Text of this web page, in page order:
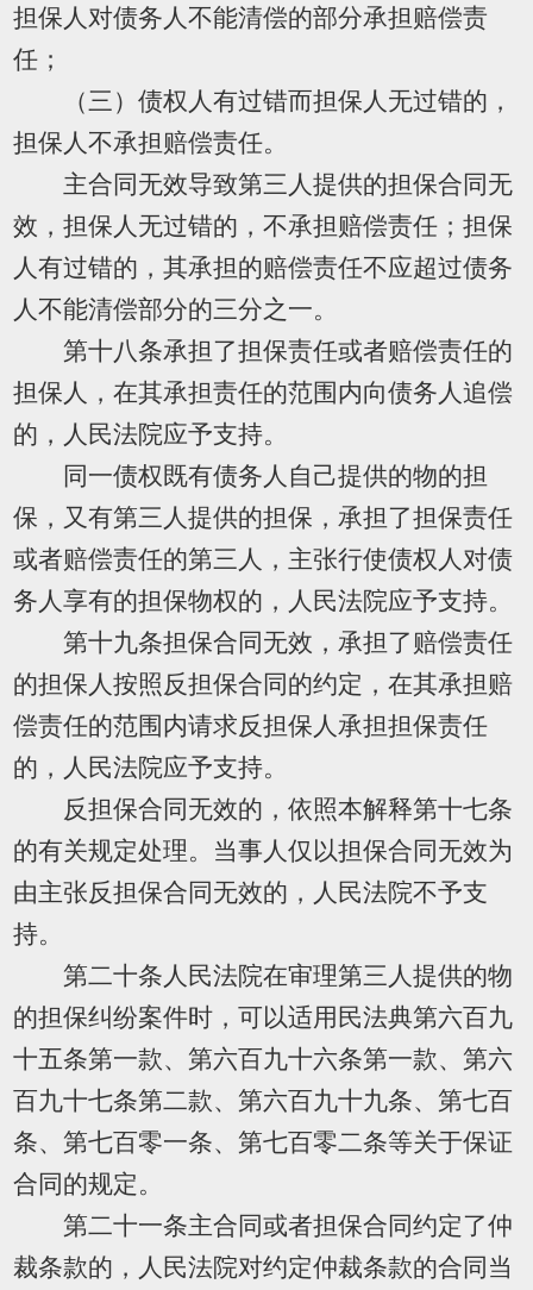
担保人对债务人不能清偿的部分承担赔偿责
任；
（三）债权人有过错而担保人无过错的，
担保人不承担赔偿责任。
主合同无效导致第三人提供的担保合同无
效，担保人无过错的，不承担赔偿责任；担保
人有过错的，其承担的赔偿责任不应超过债务
人不能清偿部分的三分之一。
第十八条承担了担保责任或者赔偿责任的
担保人，在其承担责任的范围内向债务人追偿
的，人民法院应予支持。
同一债权既有债务人自己提供的物的担
保，又有第三人提供的担保，承担了担保责任
或者赔偿责任的第三人，主张行使债权人对债
务人享有的担保物权的，人民法院应予支持。
第十九条担保合同无效，承担了赔偿责任
的担保人按照反担保合同的约定，在其承担赔
偿责任的范围内请求反担保人承担担保责任
的，人民法院应予支持。
反担保合同无效的，依照本解释第十七条
的有关规定处理。当事人仅以担保合同无效为
由主张反担保合同无效的，人民法院不予支
持。
第二十条人民法院在审理第三人提供的物
的担保纠纷案件时，可以适用民法典第六百九
十五条第一款、第六百九十六条第一款、第六
百九十七条第二款、第六百九十九条、第七百
条、第七百零一条、第七百零二条等关于保证
合同的规定。
第二十一条主合同或者担保合同约定了仲
裁条款的，人民法院对约定仲裁条款的合同当